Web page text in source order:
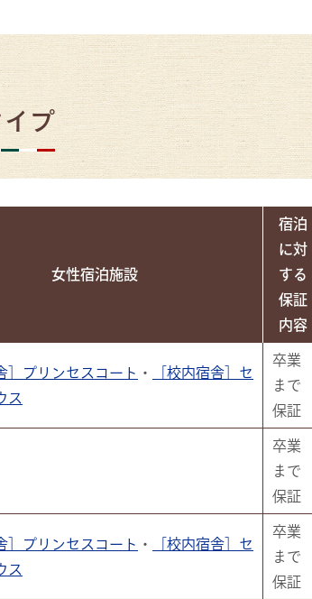
プ
女性宿泊施設
宿泊
に対
する
保証
内容
］プリンセスコート ・
［校内宿舎］セ
ス
卒業
まで
保証
卒業
まで
保証
］プリンセスコート ・
［校内宿舎］セ
ス
卒業
まで
保証